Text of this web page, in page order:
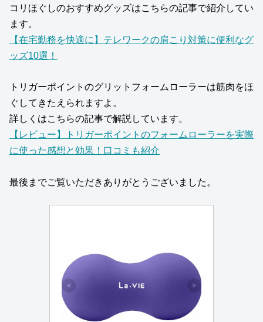
コリほぐしのおすすめグッズはこちらの記事で紹介してい
ます。
【在宅勤務を快適に】テレワークの肩こり対策に便利なグ
ッズ10選！
トリガーポイントのグリットフォームローラーは筋肉をほ
ぐしてきたえられますよ。
詳しくはこちらの記事で解説しています。
【レビュー】トリガーポイントのフォームローラーを実際
に使った感想と効果！口コミも紹介
最後までご覧いただきありがとうございました。